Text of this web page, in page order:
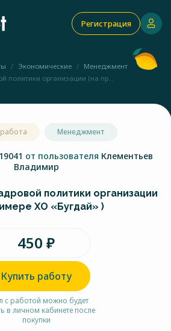
Регистрация
Экономические
Менеджмент
политики организации (на пр...
Менеджмент
от пользователя Клементьев
Владимир
политики организации
ХО «Бугдай» )
450 ₽
Купить работу
с работой можно будет
в личном кабинете после
покупки